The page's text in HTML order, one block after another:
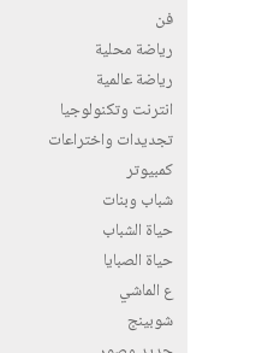
فن
رياضة محلية
رياضة عالمية
انترنت وتكنولوجيا
تجديدات واختراعات
كمبيوتر
شباب وبنات
حياة الشباب
حياة الصبايا
ع الماشي
شوبينج